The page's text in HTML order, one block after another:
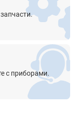
с приборами.